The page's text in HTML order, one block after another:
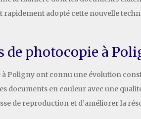
adopté cette nouvelle
de photocopie à
Poligny ont connu une évolution
documents en couleur avec une
de reproduction et d’améliorer la